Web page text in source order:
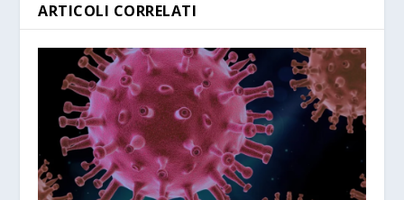
ARTICOLI CORRELATI